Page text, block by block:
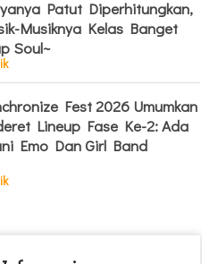
Patut Diperhitungkan,
Musiknya Kelas Banget
Soul~
Fest 2026 Umumkan
Lineup Fase Ke-2: Ada
Emo Dan Girl Band